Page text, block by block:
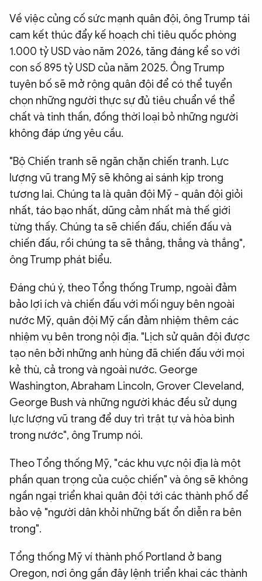
Về việc củng cố sức mạnh quân đội, ông Trump tái
cam kết thúc đẩy kế hoạch chi tiêu quốc phòng
1.000 tỷ USD vào năm 2026, tăng đáng kể so với
con số 895 tỷ USD của năm 2025. Ông Trump
tuyên bố sẽ mở rộng quân đội để có thể tuyển
chọn những người thực sự đủ tiêu chuẩn về thể
chất và tinh thần, đồng thời loại bỏ những người
không đáp ứng yêu cầu.
"Bộ Chiến tranh sẽ ngăn chặn chiến tranh. Lực
lượng vũ trang Mỹ sẽ không ai sánh kịp trong
tương lai. Chúng ta là quân đội Mỹ - quân đội giỏi
nhất, táo bạo nhất, dũng cảm nhất mà thế giới
từng thấy. Chúng ta sẽ chiến đấu, chiến đấu và
chiến đấu, rồi chúng ta sẽ thắng, thắng và thắng",
ông Trump phát biểu.
Đáng chú ý, theo Tổng thống Trump, ngoài đảm
bảo lợi ích và chiến đấu với mối nguy bên ngoài
nước Mỹ, quân đội Mỹ cần đảm nhiệm thêm các
nhiệm vụ bên trong nội địa. "Lịch sử quân đội được
tạo nên bởi những anh hùng đã chiến đấu với mọi
kẻ thù, cả trong và ngoài nước. George
Washington, Abraham Lincoln, Grover Cleveland,
George Bush và những người khác đều sử dụng
lực lượng vũ trang để duy trì trật tự và hòa bình
trong nước", ông Trump nói.
Theo Tổng thống Mỹ, "các khu vực nội địa là một
phần quan trọng của cuộc chiến" và ông sẽ không
ngần ngại triển khai quân đội tới các thành phố để
bảo vệ "người dân khỏi những bất ổn diễn ra bên
trong".
Tổng thống Mỹ ví thành phố Portland ở bang
Oregon, nơi ông gần đây lệnh triển khai các thành